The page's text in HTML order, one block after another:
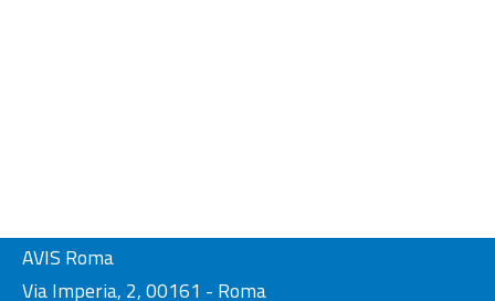
AVIS Roma
Via Imperia, 2, 00161 - Roma